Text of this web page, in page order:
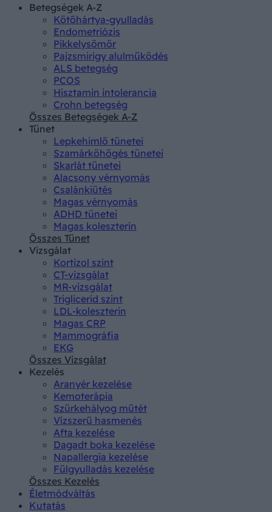
Betegségek A-Z
Kötőhártya-gyulladás
Endometriózis
Pikkelysömör
Pajzsmirigy alulműködés
ALS betegség
PCOS
Hisztamin intolerancia
Crohn betegség
Összes Betegségek A-Z
Tünet
Lepkehimlő tünetei
Szamárköhögés tünetei
Skarlát tünetei
Alacsony vérnyomás
Csalánkiütés
Magas vérnyomás
ADHD tünetei
Magas koleszterin
Összes Tünet
Vizsgálat
Kortizol szint
CT-vizsgálat
MR-vizsgálat
Triglicerid szint
LDL-koleszterin
Magas CRP
Mammográfia
EKG
Összes Vizsgálat
Kezelés
Aranyér kezelése
Kemoterápia
Szürkehályog műtét
Vízszerű hasmenés
Afta kezelése
Dagadt boka kezelése
Napallergia kezelése
Fülgyulladás kezelése
Összes Kezelés
Életmódváltás
Kutatás